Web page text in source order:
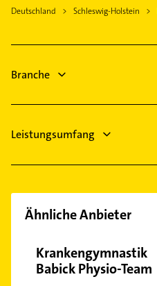
Uetersen
Norderstedt
Ellerau Holstein
Arzt
Bestatter
Schreiner
Deutschland
Schleswig-Holstein
Branche
Leistungsumfang
Ähnliche Anbieter
Krankengymnastik
Babick Physio-Team